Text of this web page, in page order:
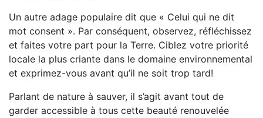
Un autre adage populaire dit que « Celui qui ne dit
mot consent ». Par conséquent, observez, réfléchissez
et faites votre part pour la Terre. Ciblez votre priorité
locale la plus criante dans le domaine environnemental
et exprimez-vous avant qu’il ne soit trop tard!
Parlant de nature à sauver, il s’agit avant tout de
garder accessible à tous cette beauté renouvelée